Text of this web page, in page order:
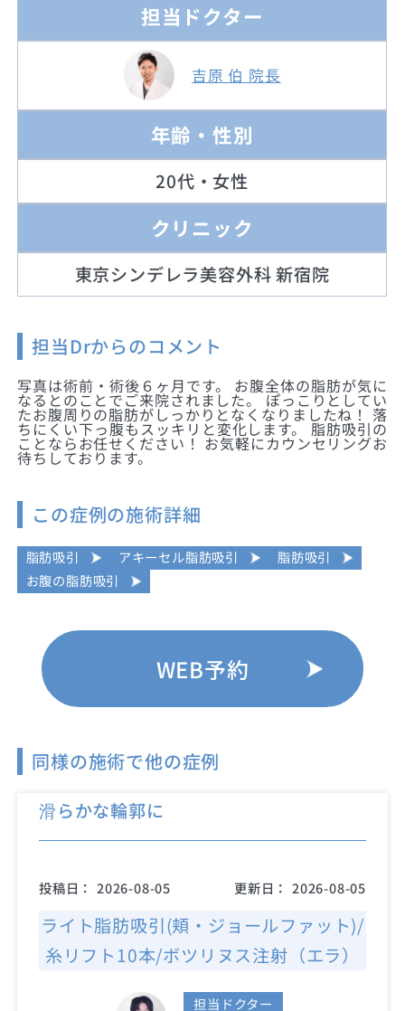
担当ドクター
吉原 伯 院長
年齢・性別
20代・女性
クリニック
東京シンデレラ美容外科 新宿院
担当Drからのコメント
写真は術前・術後６ヶ月です。 お腹全体の脂肪が気に
なるとのことでご来院されました。 ぽっこりとしてい
たお腹周りの脂肪がしっかりとなくなりましたね！ 落
ちにくい下っ腹もスッキリと変化します。 脂肪吸引の
ことならお任せください！ お気軽にカウンセリングお
待ちしております。
この症例の施術詳細
脂肪吸引 アキーセル脂肪吸引
脂肪吸引
お腹の脂肪吸引
WEB予約
同様の施術で他の症例
滑らかな輪郭に
投稿日： 2026-08-05 更新日： 2026-08-05
ライト脂肪吸引(頬・ジョールファット)/
糸リフト10本/ボツリヌス注射（エラ）
担当ドクター